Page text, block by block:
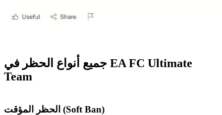
جميع أنواع الحظر في EA FC Ultimate
Team
الحظر المؤقت (Soft Ban)